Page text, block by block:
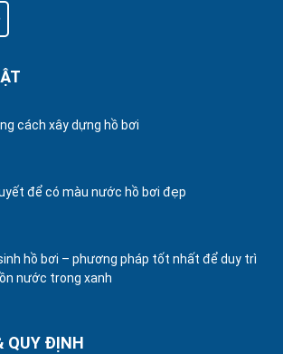
cách xây dựng hồ bơi
để có màu nước hồ bơi đẹp
hồ bơi – phương pháp tốt nhất để duy trì
nước trong xanh
QUY ĐỊNH